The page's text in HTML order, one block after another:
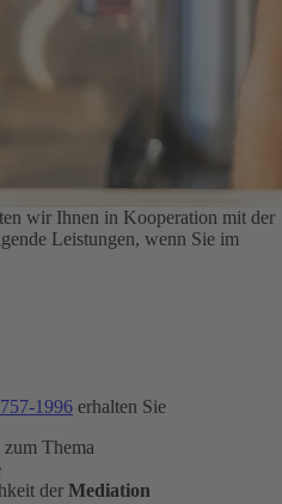
wir Ihnen in Kooperation mit der
Leistungen, wenn Sie im
1996 erhalten Sie
zum Thema
der Mediation